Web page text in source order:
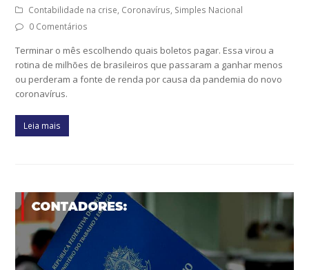
Contabilidade na crise, Coronavírus, Simples Nacional
0 Comentários
Terminar o mês escolhendo quais boletos pagar. Essa virou a
rotina de milhões de brasileiros que passaram a ganhar menos
ou perderam a fonte de renda por causa da pandemia do novo
coronavírus.
Leia mais